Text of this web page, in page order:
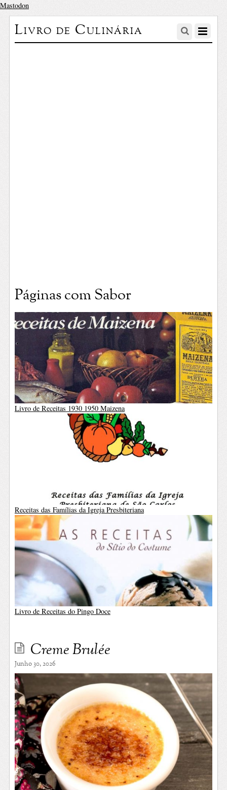
Mastodon
Livro de Culinária
Páginas com Sabor
Livro de Receitas 1930 1950 Maizena
Receitas das Famílias da Igreja Presbiteriana
Livro de Receitas do Pingo Doce
Creme Brulée
Junho 30, 2026